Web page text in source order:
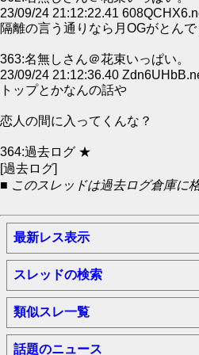
23/09/24 21:12:22.41
隔離の言う通りなら月OGがとん
363:名無しさん＠花束いっぱい。
23/09/24 21:12:36.40
トップとかなんの話や
恋人の間に入ってくんな？
364:過去ログ ★
[過去ログ]
■ このスレッドは過去ログ倉庫に
最新レス表示
スレッドの検索
類似スレ一覧
話題のニュース